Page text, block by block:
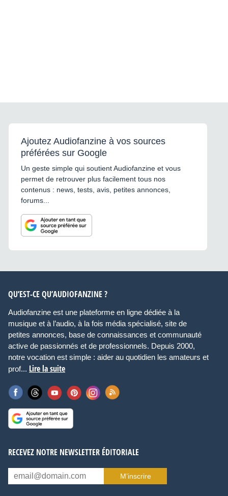
Ajoutez Audiofanzine à vos sources
préférées sur Google
Un geste simple qui soutient Audiofanzine et vous
permet de retrouver plus facilement tous nos
contenus : news, tests, avis, petites annonces,
forums...
QU’EST-CE QU’AUDIOFANZINE ?
Audiofanzine est une plateforme en ligne dédiée à la
musique et à l’audio, à la fois média spécialisé, site de
petites annonces, base de connaissances et communauté
active de passionnés et de professionnels. Depuis 2000,
notre vocation est simple : aider au quotidien les amateurs et
prof... Lire la suite
RECEVEZ NOTRE NEWSLETTER ÉDITORIALE
M’inscrire